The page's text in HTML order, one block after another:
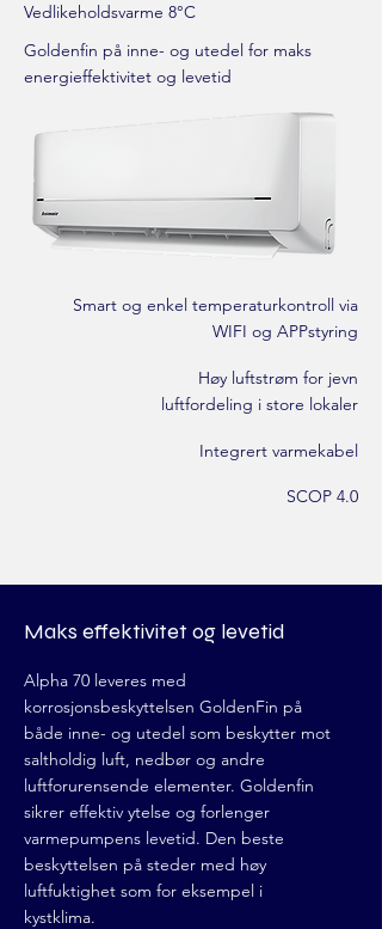
Vedlikeholdsvarme 8°C
Goldenfin på inne- og utedel for maks
energieffektivitet og levetid
Smart og enkel temperaturkontroll via
WIFI og APPstyring
Høy luftstrøm for jevn
luftfordeling i store lokaler
Integrert varmekabel
SCOP 4.0
Maks effektivitet og levetid
Alpha 70 leveres med
korrosjonsbeskyttelsen GoldenFin på
både inne- og utedel som beskytter mot
saltholdig luft, nedbør og andre
luftforurensende elementer. Goldenfin
sikrer effektiv ytelse og forlenger
varmepumpens levetid. Den beste
beskyttelsen på steder med høy
luftfuktighet som for eksempel i
kystklima.